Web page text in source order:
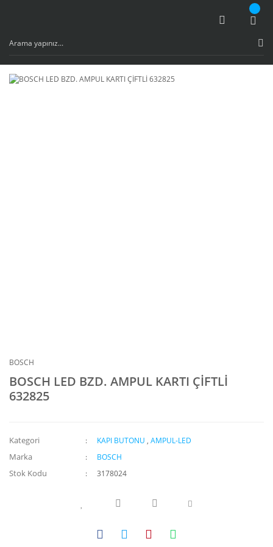
BOSCH
BOSCH LED BZD. AMPUL KARTI ÇİFTLİ
632825
Kategori KAPI BUTONU ,AMPUL-LED
Marka BOSCH
Stok Kodu 3178024